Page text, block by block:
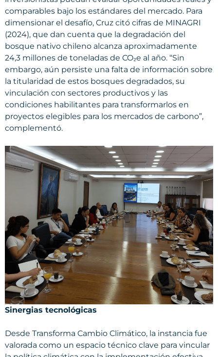
comparables bajo los estándares del mercado. Para
dimensionar el desafío, Cruz citó cifras de MINAGRI
(2024), que dan cuenta que la degradación del
bosque nativo chileno alcanza aproximadamente
24,3 millones de toneladas de CO₂e al año. “Sin
embargo, aún persiste una falta de información sobre
la titularidad de estos bosques degradados, su
vinculación con sectores productivos y las
condiciones habilitantes para transformarlos en
proyectos elegibles para los mercados de carbono”,
complementó.
Sinergias tecnológicas
Desde Transforma Cambio Climático, la instancia fue
valorada como un espacio técnico clave para vincular